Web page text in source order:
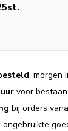
, morgen
voor
bij orders
ongebruikte